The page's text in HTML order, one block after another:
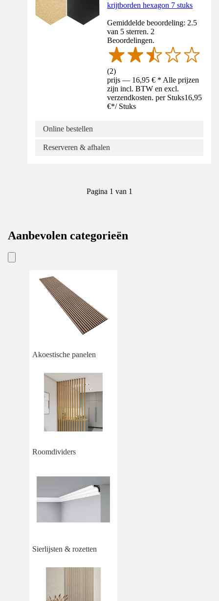
krijtborden hexagon 7 stuks
Gemiddelde beoordeling: 2.5
van 5 sterren. 2
Beoordelingen.
(2)
prijs — 16,95 € * Alle prijzen
zijn incl. BTW en excl.
verzendkosten. per Stuks16,95
€*/ Stuks
Online bestellen
Reserveren & afhalen
Pagina 1 van 1
Aanbevolen categorieën
Akoestische panelen
Roomdividers
Sierlijsten & rozetten